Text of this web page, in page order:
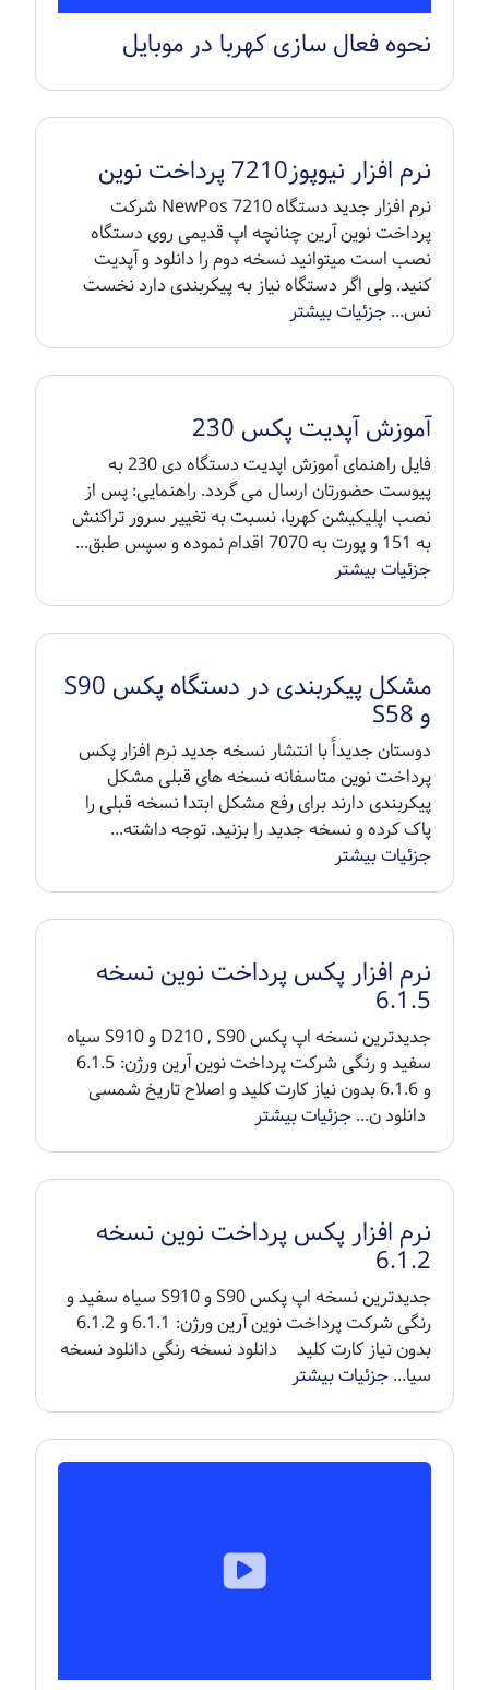
نحوه فعال سازی کهربا در موبایل
نرم افزار نیوپوز7210 پرداخت نوین
نرم افزار جدید دستگاه NewPos 7210 شرکت
پرداخت نوین آرین چنانچه اپ قدیمی روی دستگاه
نصب است میتوانید نسخه دوم را دانلود و آپدیت
کنید. ولی اگر دستگاه نیاز به پیکربندی دارد نخست
نس...جزئیات بیشتر
آموزش آپدیت پکس 230
فایل راهنمای آموزش اپدیت دستگاه دی 230 به
پیوست حضورتان ارسال می گردد. راهنمایی: پس از
نصب اپلیکیشن کهربا، نسبت به تغییر سرور تراکنش
به 151 و پورت به 7070 اقدام نموده و سپس طبق...
جزئیات بیشتر
مشکل پیکربندی در دستگاه پکس S90
و S58
دوستان جدیداً با انتشار نسخه جدید نرم افزار پکس
پرداخت نوین متاسفانه نسخه های قبلی مشکل
پیکربندی دارند برای رفع مشکل ابتدا نسخه قبلی را
پاک کرده و نسخه جدید را بزنید. توجه داشته...
جزئیات بیشتر
نرم افزار پکس پرداخت نوین نسخه
6.1.5
جدیدترین نسخه اپ پکس D210 , S90 و S910 سیاه
سفید و رنگی شرکت پرداخت نوین آرین ورژن: 6.1.5
و 6.1.6 بدون نیاز کارت کلید و اصلاح تاریخ شمسی
دانلود ن...جزئیات بیشتر
نرم افزار پکس پرداخت نوین نسخه
6.1.2
جدیدترین نسخه اپ پکس S90 و S910 سیاه سفید و
رنگی شرکت پرداخت نوین آرین ورژن: 6.1.1 و 6.1.2
بدون نیاز کارت کلید دانلود نسخه رنگی دانلود نسخه
سیا...جزئیات بیشتر